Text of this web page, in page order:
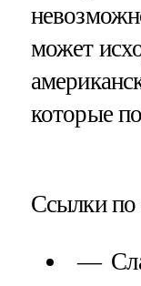
может
которые
Ссылки по